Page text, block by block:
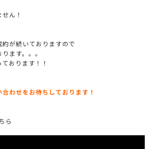
ん！
が続いておりますので
ます。。。
おります！！
わせをお待ちしております！
ら